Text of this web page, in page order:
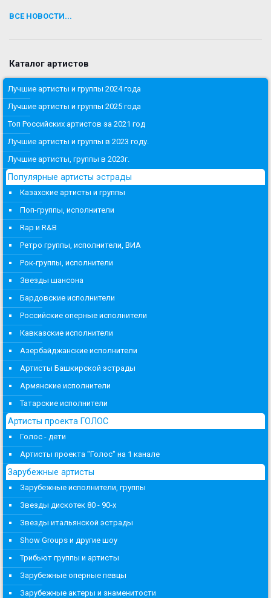
ВСЕ НОВОСТИ...
Каталог артистов
Лучшие артисты и группы 2024 года
Лучшие артисты и группы 2025 года
Топ Российских артистов за 2021 год
Лучшие артисты и группы в 2023 году.
Лучшие артисты, группы в 2023г.
Популярные артисты эстрады
Казахские артисты и группы
Поп-группы, исполнители
Rap и R&B
Ретро группы, исполнители, ВИА
Рок-группы, исполнители
Звезды шансона
Бардовские исполнители
Российские оперные исполнители
Кавказские исполнители
Азербайджанские исполнители
Артисты Башкирской эстрады
Армянские исполнители
Татарские исполнители
Артисты проекта ГОЛОС
Голос - дети
Артисты проекта "Голос" на 1 канале
Зарубежные артисты
Зарубежные исполнители, группы
Звезды дискотек 80 - 90-х
Звезды итальянской эстрады
Show Groups и другие шоу
Трибьют группы и артисты
Зарубежные оперные певцы
Зарубежные актеры и знаменитости